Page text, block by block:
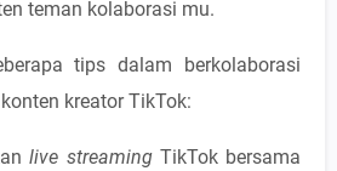
teman kolaborasi mu.
tips dalam berkolaborasi
kreator TikTok:
live streaming TikTok bersama